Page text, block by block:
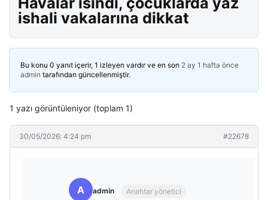
ishali vakalarına dikkat
Bu konu 0 yanıt içerir, 1 izleyen vardır ve en son 2 ay 1 hafta önce
admin tarafından güncellenmiştir.
1 yazı görüntüleniyor (toplam 1)
30/05/2026: 4:24 pm #22678
A admin Anahtar yönetici